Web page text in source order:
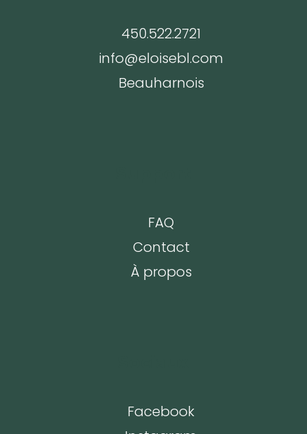
450.522.2721
info@eloisebl.com
Beauharnois
FAQ
Contact
À propos
Facebook